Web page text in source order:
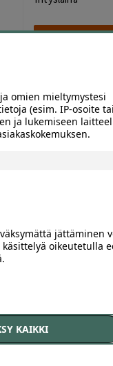
omien mieltymystesi
(esim. IP-osoite tai
ja lukemiseen
jättäminen
oikeutetulla
KAIKKI